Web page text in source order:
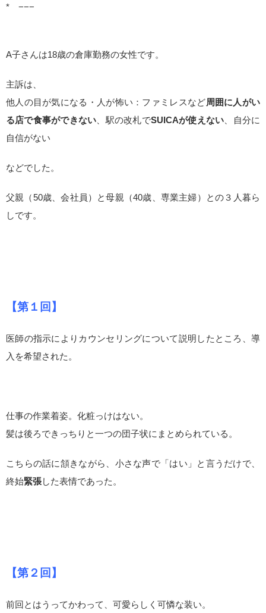
* −−−
A子さんは18歳の倉庫勤務の女性です。
主訴は、
他人の目が気になる・人が怖い：ファミレスなど周囲に人がい
る店で食事ができない 、駅の改札でSUICAが使えない 、自分に
自信がない
などでした。
父親（50歳、会社員）と母親（40歳、専業主婦）との３人暮ら
しです。
【第１回】
医師の指示によりカウンセリングについて説明したところ、導
入を希望された。
仕事の作業着姿。化粧っけはない。
髪は後ろできっちりと一つの団子状にまとめられている。
こちらの話に頷きながら、小さな声で「はい」と言うだけで、
終始緊張した表情であった。
【第２回】
前回とはうってかわって、可愛らしく可憐な装い。